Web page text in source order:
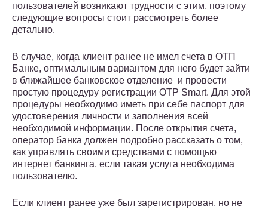
пользователей возникают трудности с этим, поэтому
следующие вопросы стоит рассмотреть более
детально.
В случае, когда клиент ранее не имел счета в ОТП
Банке, оптимальным вариантом для него будет зайти
в ближайшее банковское отделение и провести
простую процедуру регистрации OTP Smart. Для этой
процедуры необходимо иметь при себе паспорт для
удостоверения личности и заполнения всей
необходимой информации. После открытия счета,
оператор банка должен подробно рассказать о том,
как управлять своими средствами с помощью
интернет банкинга, если такая услуга необходима
пользователю.
Если клиент ранее уже был зарегистрирован, но не